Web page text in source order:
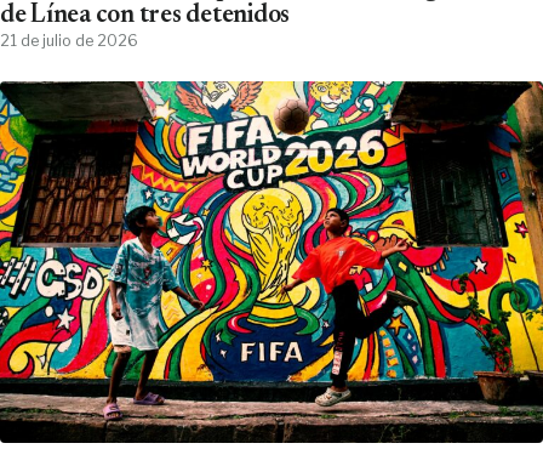
de Línea con tres detenidos
21 de julio de 2026